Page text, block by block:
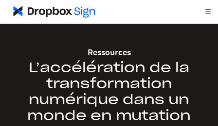
Ressources
L’accélération de la
transformation
numérique dans un
monde en mutation